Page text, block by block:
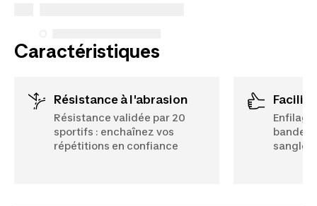
Caractéristiques
Résistance à l'abrasion
Résistance validée par 20
sportifs : enchaînez vos
répétitions en confiance
bande
sangles